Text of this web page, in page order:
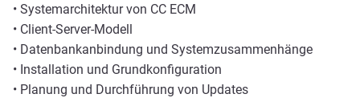
• Systemarchitektur von CC ECM
• Client-Server-Modell
• Datenbankanbindung und Systemzusammenhänge
• Installation und Grundkonfiguration
• Planung und Durchführung von Updates